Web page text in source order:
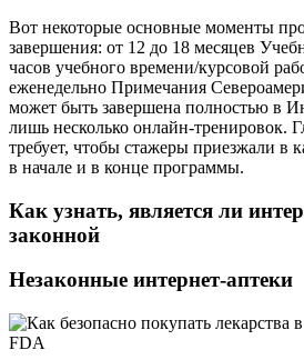
Вот некоторые основные моменты
завершения: от 12 до 18 месяцев
часов учебного времени/курсовой
еженедельно Примечания
может быть завершена полностью в
лишь несколько онлайн-тренировок.
требует, чтобы стажеры приезжали в
в начале и в конце программы.
Как узнать, является ли
законной
Незаконные интернет-аптеки